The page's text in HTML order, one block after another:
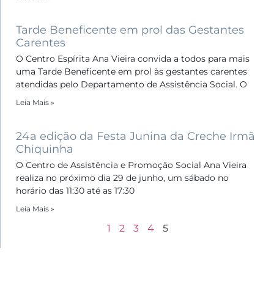
Tarde Beneficente em prol das Gestantes
Carentes
O Centro Espírita Ana Vieira convida a todos para mais
uma Tarde Beneficente em prol às gestantes carentes
atendidas pelo Departamento de Assistência Social. O
Leia Mais »
24a edição da Festa Junina da Creche Irmã
Chiquinha
O Centro de Assistência e Promoção Social Ana Vieira
realiza no próximo dia 29 de junho, um sábado no
horário das 11:30 até as 17:30
Leia Mais »
1 2 3 4 5